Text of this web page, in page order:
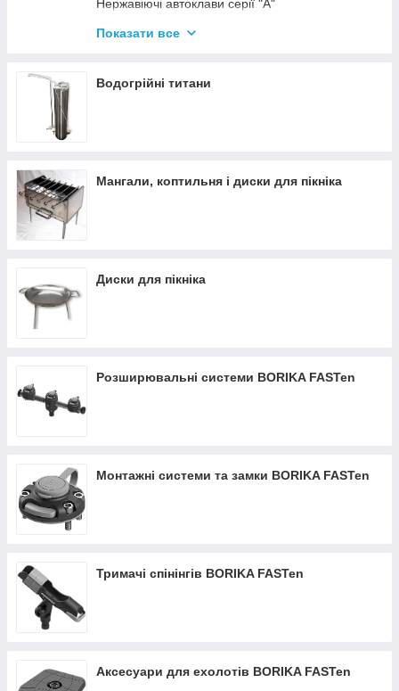
Нержавіючі автоклави серії "А"
Промислові автоклави
Комплектуючі для автоклавів
Показати все
Водогрійні титани
Мангали, коптильня і диски для пікніка
Диски для пікніка
Розширювальні системи BORIKA FASTen
Монтажні системи та замки BORIKA FASTen
Тримачі спінінгів BORIKA FASTen
Аксесуари для ехолотів BORIKA FASTen